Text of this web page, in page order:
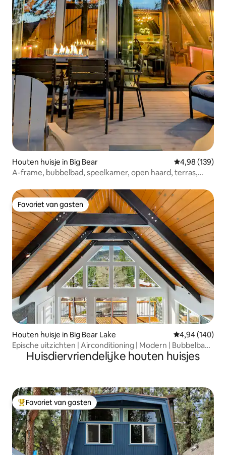
Houten huisje in Big Bear Gemiddelde
4,98 (139)
A-frame, bubbelbad, speelkamer, open haard, terras,
Favoriet van gasten
Favoriet van gasten
Houten huisje in Big Bear Lake Gemiddelde
4,94 (140)
Epische uitzichten | Airconditioning | Modern | Bubbelbad |
Bureau | Wasmachine en droger
Huisdiervriendelijke houten huisjes
Topfavoriet van gasten
Favoriet van gasten